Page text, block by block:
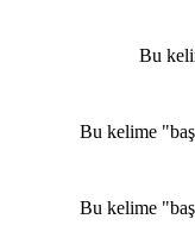
Bu
Bu kelime
Bu kelime